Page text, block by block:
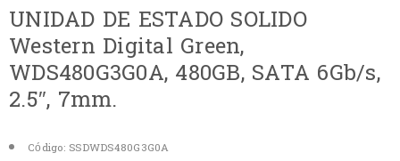
UNIDAD DE ESTADO SOLIDO
Western Digital Green,
WDS480G3G0A, 480GB, SATA 6Gb/s,
2.5″, 7mm.
Código: SSDWDS480G3G0A